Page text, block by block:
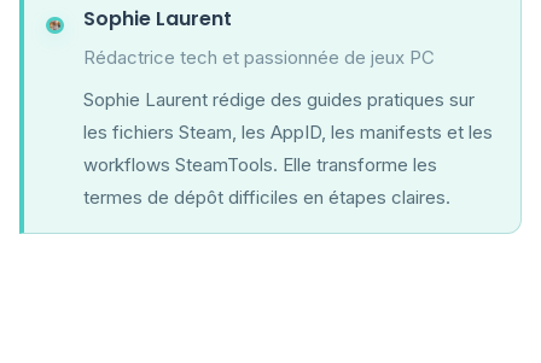
Sophie Laurent
Rédactrice tech et passionnée de jeux PC
Sophie Laurent rédige des guides pratiques sur
les fichiers Steam, les AppID, les manifests et les
workflows SteamTools. Elle transforme les
termes de dépôt difficiles en étapes claires.